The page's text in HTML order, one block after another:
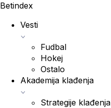
Betindex
Vesti
Fudbal
Hokej
Ostalo
Akademija klađenja
Strategije klađenja